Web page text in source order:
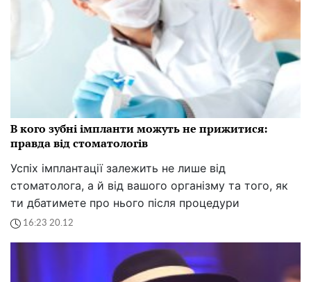
В кого зубні імпланти можуть не прижитися:
правда від стоматологів
Успіх імплантації залежить не лише від
стоматолога, а й від вашого організму та того, як
ти дбатимете про нього після процедури
16:23 20.12